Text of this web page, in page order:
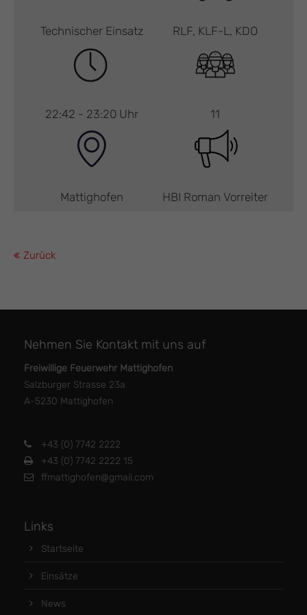
Technischer Einsatz RLF, KLF-L, KDO
22:42 - 23:20 Uhr 11
Mattighofen HBI Roman Vorreiter
Zurück
Nehmen Sie Kontakt mit uns auf
Freiwillige Feuerwehr Mattighofen
Salzburger Strasse 23a
A-5230 Mattighofen
+43 (0) 7742 2222
+43 (0) 7742 2222 15
ffmattighofen@gmail.com
Links
Startseite
Einsätze
News